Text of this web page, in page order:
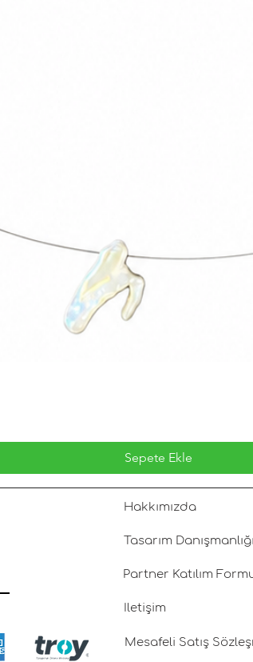
Sepete Ekle
Tasarım Danışmanlığı
Hakkımızda
Partner Katılım
İletişim
Mesafeli Satış